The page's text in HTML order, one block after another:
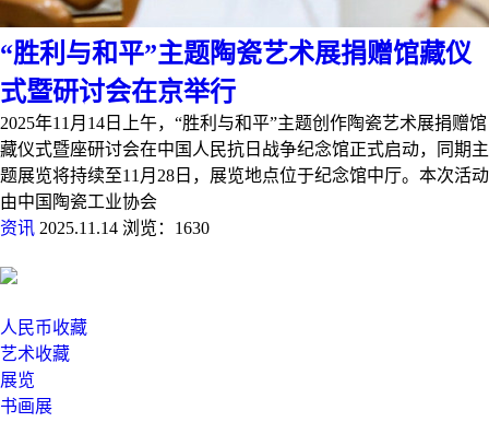
“胜利与和平”主题陶瓷艺术展捐赠馆藏仪
式暨研讨会在京举行
2025年11月14日上午，“胜利与和平”主题创作陶瓷艺术展捐赠馆
藏仪式暨座研讨会在中国人民抗日战争纪念馆正式启动，同期主
题展览将持续至11月28日，展览地点位于纪念馆中厅。本次活动
由中国陶瓷工业协会
资讯 2025.11.14 浏览：1630
人民币收藏
艺术收藏
展览
书画展